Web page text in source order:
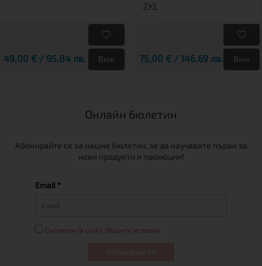
49,00 € / 95.84 лв. Виж
2XL
75,00 € / 146.69 лв. Виж
Онлайн бюлетин
Абонирайте се за нашия бюлетин, за да научавате първи за
нови продукти и промоции!
Email *
Съгласен/а съм с Общите условия